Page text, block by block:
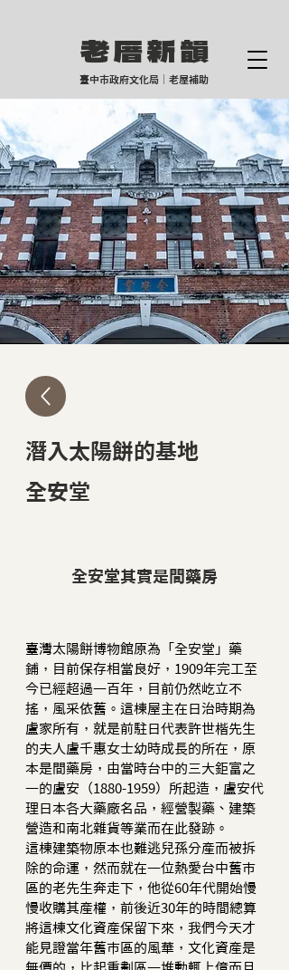
老厝新韻
臺中市政府文化局｜老屋補助
潛入太陽餅的基地
全安堂
全安堂其實是間藥房
臺灣太陽餅博物館原為「全安堂」藥
鋪，目前保存相當良好，1909年完工至
今已經超過一百年，目前仍然屹立不
搖，風采依舊。這棟屋主在日治時期為
盧家所有，就是前駐日代表許世楷先生
的夫人盧千惠女士幼時成長的所在，原
本是間藥房，由當時台中的三大鉅富之
一的盧安（1880-1959）所起造，盧安代
理日本各大藥廠名品，經營製藥、建築
營造和南北雜貨等業而在此發跡。
這棟建築物原本也難逃兒孫分產而被拆
除的命運，然而就在一位熱愛台中舊市
區的老先生奔走下，他從60年代開始慢
慢收購其產權，前後近30年的時間總算
將這棟文化資產保留下來，我們今天才
能見證當年舊市區的風華，文化資產是